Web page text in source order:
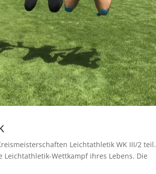
Leichtathletik WK III/2 teil.
Leichtathletik-Wettkampf ihres Lebens. Die